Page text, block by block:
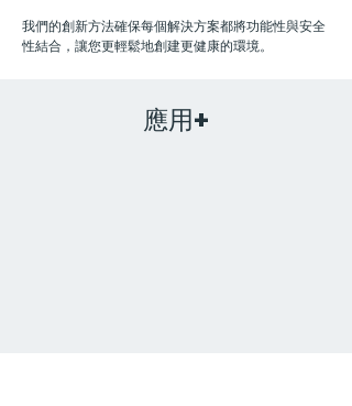
我們的創新方法確保每個解決方案都將功能性與安全
性結合，讓您更輕鬆地創建更健康的環境。
應用+